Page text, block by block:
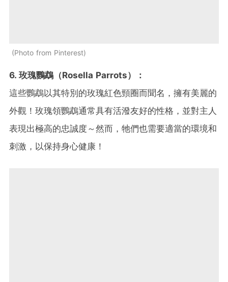
Photo from Pinterest
6. 玫瑰鸚鵡（Rosella Parrots）：
這些鸚鵡以其特別的玫瑰紅色頸圈而聞名，擁有美麗的
外觀！玫瑰領鸚鵡通常具有活潑友好的性格，並對主人
表現出極高的忠誠度～然而，牠們也需要適當的環境和
刺激，以保持身心健康！